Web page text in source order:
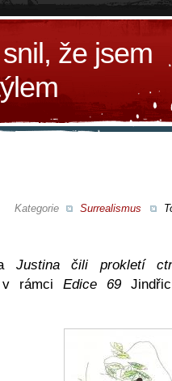
že jsem
Kategorie Surrealismus
Justina čili prokletí
v rámci Edice 69